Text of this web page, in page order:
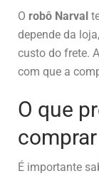
O robô Narval
depende da
custo do frete.
com que a
O que
É importante